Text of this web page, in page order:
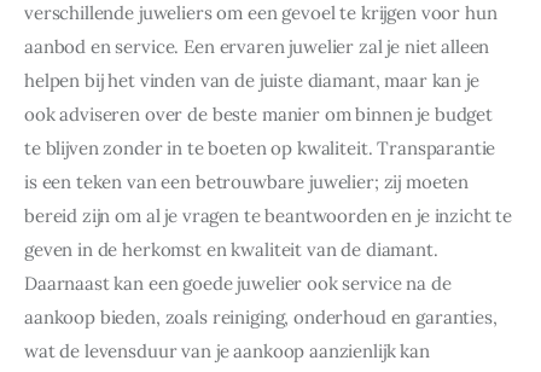
verschillende juweliers om een gevoel te krijgen voor hun
aanbod en service. Een ervaren juwelier zal je niet alleen
helpen bij het vinden van de juiste diamant, maar kan je
ook adviseren over de beste manier om binnen je budget
te blijven zonder in te boeten op kwaliteit. Transparantie
is een teken van een betrouwbare juwelier; zij moeten
bereid zijn om al je vragen te beantwoorden en je inzicht te
geven in de herkomst en kwaliteit van de diamant.
Daarnaast kan een goede juwelier ook service na de
aankoop bieden, zoals reiniging, onderhoud en garanties,
wat de levensduur van je aankoop aanzienlijk kan